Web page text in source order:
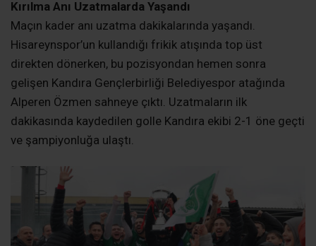
Kırılma Anı Uzatmalarda Yaşandı
Maçın kader anı uzatma dakikalarında yaşandı.
Hisareynspor’un kullandığı frikik atışında top üst
direkten dönerken, bu pozisyondan hemen sonra
gelişen Kandıra Gençlerbirliği Belediyespor atağında
Alperen Özmen sahneye çıktı. Uzatmaların ilk
dakikasında kaydedilen golle Kandıra ekibi 2-1 öne geçti
ve şampiyonluğa ulaştı.